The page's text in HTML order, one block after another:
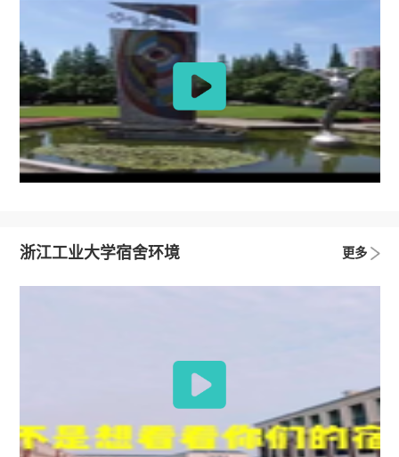
浙江工业大学宿舍环境 更多